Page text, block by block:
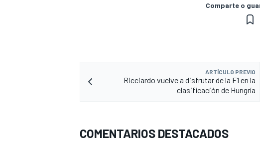
Comparte o
ARTÍCULO PREVIO
Ricciardo vuelve a disfrutar de la F1 en la
clasificación de Hungría
COMENTARIOS DESTACADOS